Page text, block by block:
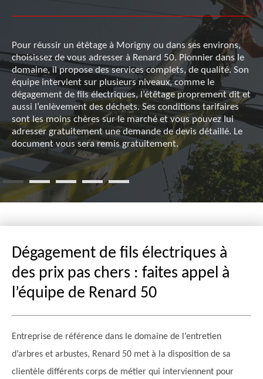
Pour réussir un étêtage à Morigny ou dans ses environs,
choisissez de vous adresser à Renard 50. Pionnier dans le
domaine, il propose des services complets, de qualité. Son
équipe intervient sur plusieurs niveaux, comme le
dégagement de fils électriques, l’étêtage proprement dit et
aussi l’enlèvement des déchets. Ses conditions tarifaires
sont les moins chères sur le marché et vous pouvez lui
adresser gratuitement une demande de devis détaillé. Le
document vous sera remis gratuitement.
Dégagement de fils électriques à
des prix pas chers : faites appel à
l’équipe de Renard 50
Entreprise de référence dans le domaine de l’entretien
d’arbres et arbustes, Renard 50 met à la disposition de sa
clientèle différents corps de métier qui interviennent pour